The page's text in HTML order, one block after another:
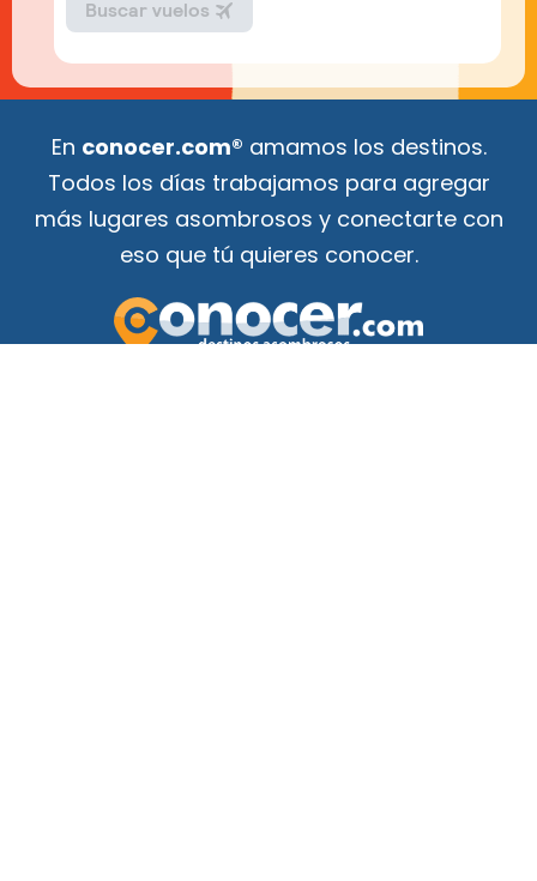
En conocer.com® amamos los destinos.
Todos los días trabajamos para agregar
más lugares asombrosos y conectarte con
eso que tú quieres conocer.